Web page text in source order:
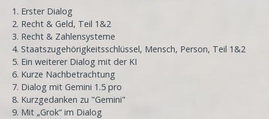
1. Erster Dialog
2. Recht & Geld, Teil 1&2
3. Recht & Zahlensysteme
4. Staatszugehörigkeitsschlüssel, Mensch, Person, Teil 1&2
5. Ein weiterer Dialog mit der KI
6. Kurze Nachbetrachtung
7. Dialog mit Gemini 1.5 pro
8. Kurzgedanken zu "Gemini"
9. Mit „Grok“ im Dialog